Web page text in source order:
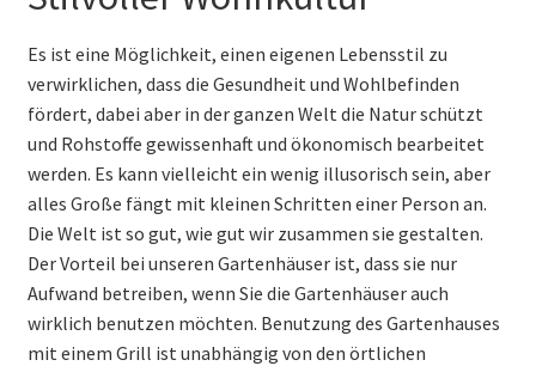
Es ist eine Möglichkeit, einen eigenen Lebensstil zu
verwirklichen, dass die Gesundheit und Wohlbefinden
fördert, dabei aber in der ganzen Welt die Natur schützt
und Rohstoffe gewissenhaft und ökonomisch bearbeitet
werden. Es kann vielleicht ein wenig illusorisch sein, aber
alles Große fängt mit kleinen Schritten einer Person an.
Die Welt ist so gut, wie gut wir zusammen sie gestalten.
Der Vorteil bei unseren Gartenhäuser ist, dass sie nur
Aufwand betreiben, wenn Sie die Gartenhäuser auch
wirklich benutzen möchten. Benutzung des Gartenhauses
mit einem Grill ist unabhängig von den örtlichen